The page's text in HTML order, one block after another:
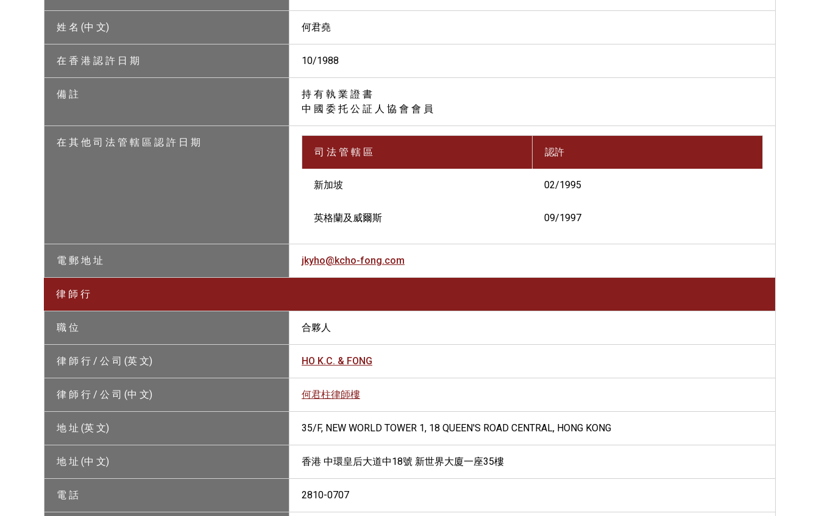
姓 名 (中 文) 何君堯
在 香 港 認 許 日 期 10/1988
備 註
持 有 執 業 證 書
中 國 委 托 公 証 人 協 會 會 員
在 其 他 司 法 管 轄 區 認 許 日 期
司 法 管 轄 區
認許
新加坡 02/1995
英格蘭及威爾斯 09/1997
電 郵 地 址 jkyho@kcho-fong.com
律 師 行
職 位 合夥人
律 師 行 / 公 司 (英 文) HO K.C. & FONG
律 師 行 / 公 司 (中 文) 何君柱律師樓
地 址 (英 文) 35/F, NEW WORLD TOWER 1, 18 QUEEN'S ROAD CENTRAL, HONG KONG
地 址 (中 文) 香港 中環皇后大道中18號 新世界大廈一座35樓
電 話 2810-0707